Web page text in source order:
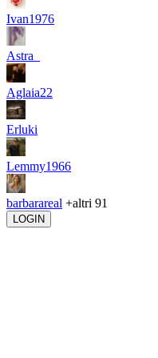
Ivan1976
Astra_
Aglaia22
Erluki
Lemmy1966
barbarareal +altri 91
LOGIN